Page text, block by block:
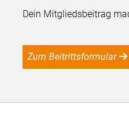
Dein Mitgliedsbeitrag
Zum Beitrittsformular